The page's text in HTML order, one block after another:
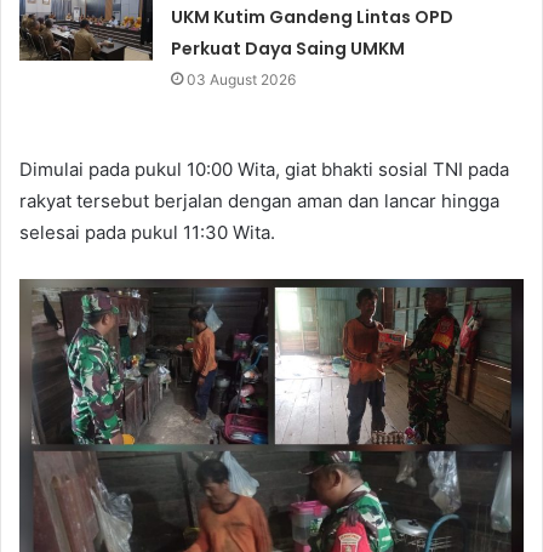
UKM Kutim Gandeng Lintas OPD
Perkuat Daya Saing UMKM
03 August 2026
Dimulai pada pukul 10:00 Wita, giat bhakti sosial TNI pada
rakyat tersebut berjalan dengan aman dan lancar hingga
selesai pada pukul 11:30 Wita.